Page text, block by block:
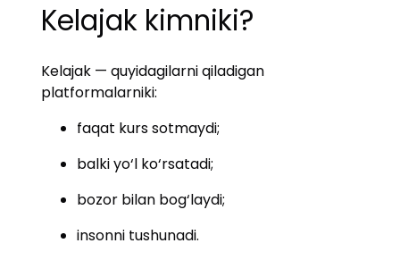
Kelajak kimniki?
Kelajak — quyidagilarni qiladigan
platformalarniki:
faqat kurs sotmaydi;
balki yo‘l ko‘rsatadi;
bozor bilan bog‘laydi;
insonni tushunadi.